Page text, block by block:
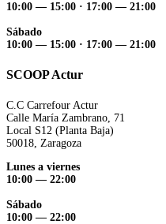
10:00 — 15:00 · 17:00 — 21:00
Sábado
10:00 — 15:00 · 17:00 — 21:00
SCOOP Actur
C.C Carrefour Actur
Calle María Zambrano, 71
Local S12 (Planta Baja)
50018, Zaragoza
Lunes a viernes
10:00 — 22:00
Sábado
10:00 — 22:00